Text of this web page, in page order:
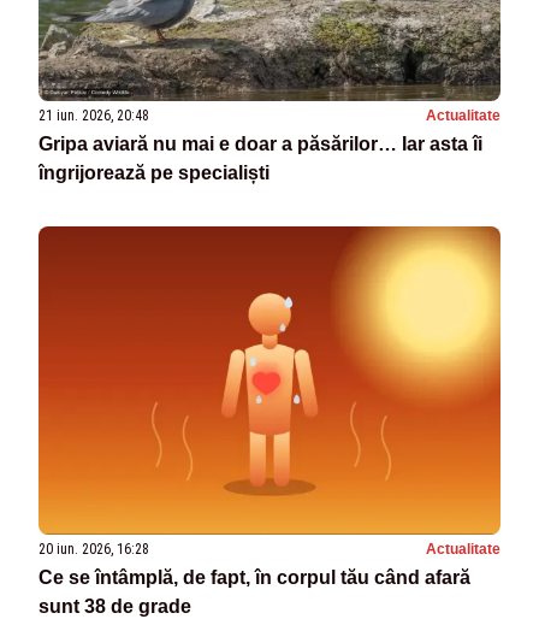
21 iun. 2026, 20:48 Actualitate
Gripa aviară nu mai e doar a păsărilor… Iar asta îi
îngrijorează pe specialiști
20 iun. 2026, 16:28 Actualitate
Ce se întâmplă, de fapt, în corpul tău când afară
sunt 38 de grade